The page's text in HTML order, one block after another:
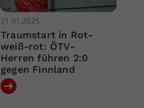
31.01.2025
Traumstart in Rot-
weiß-rot: ÖTV-
Herren führen 2:0
gegen Finnland